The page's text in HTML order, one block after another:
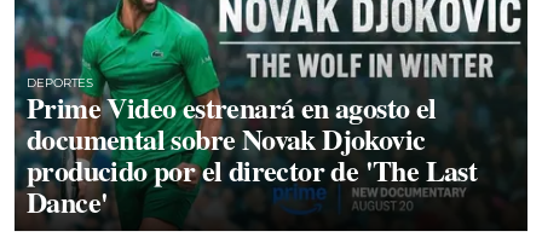
DEPORTES
Prime Video estrenará en agosto el
documental sobre Novak Djokovic
producido por el director de 'The Last
Dance'